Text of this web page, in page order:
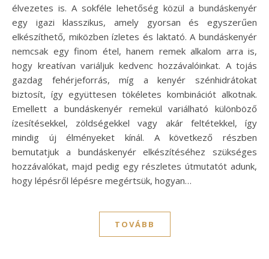
élvezetes is. A sokféle lehetőség közül a bundáskenyér
egy igazi klasszikus, amely gyorsan és egyszerűen
elkészíthető, miközben ízletes és laktató. A bundáskenyér
nemcsak egy finom étel, hanem remek alkalom arra is,
hogy kreatívan variáljuk kedvenc hozzávalóinkat. A tojás
gazdag fehérjeforrás, míg a kenyér szénhidrátokat
biztosít, így együttesen tökéletes kombinációt alkotnak.
Emellett a bundáskenyér remekül variálható különböző
ízesítésekkel, zöldségekkel vagy akár feltétekkel, így
mindig új élményeket kínál. A következő részben
bemutatjuk a bundáskenyér elkészítéséhez szükséges
hozzávalókat, majd pedig egy részletes útmutatót adunk,
hogy lépésről lépésre megértsük, hogyan…
TOVÁBB